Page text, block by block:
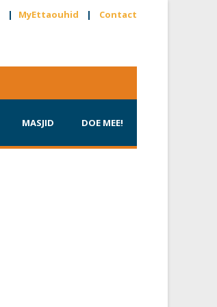
| MyEttaouhid | Contact
MASJID DOE MEE!